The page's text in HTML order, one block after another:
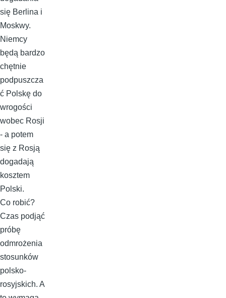
się Berlina i
Moskwy.
Niemcy
będą bardzo
chętnie
podpuszcza
ć Polskę do
wrogości
wobec Rosji
- a potem
się z Rosją
dogadają
kosztem
Polski.
Co robić?
Czas podjąć
próbę
odmrożenia
stosunków
polsko-
rosyjskich. A